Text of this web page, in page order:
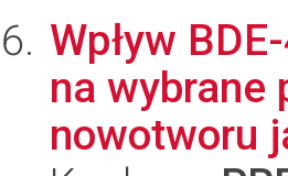
Wpływ
na wybrane
nowotworu